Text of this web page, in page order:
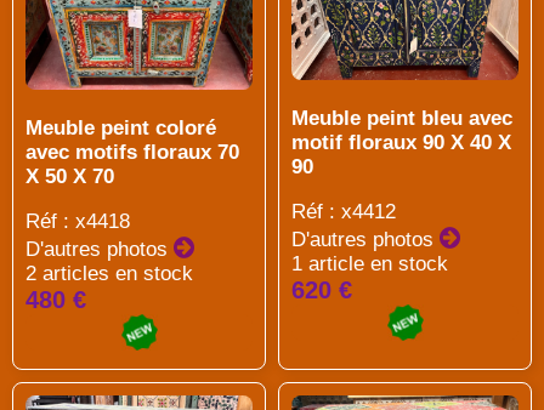
Meuble peint coloré
avec motifs floraux 70
X 50 X 70
Réf : x4418
D'autres photos
2 articles en stock
480 €
Meuble peint bleu avec
motif floraux 90 X 40 X
90
Réf : x4412
D'autres photos
1 article en stock
620 €